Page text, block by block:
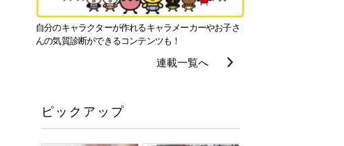
自分のキャラクターが作れるキャラメーカーやお子さ
んの気質診断ができるコンテンツも！
連載一覧へ
ピックアップ